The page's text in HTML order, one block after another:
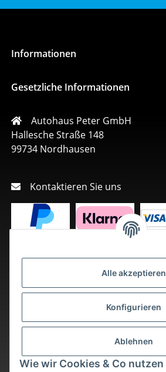
Alle akzeptieren
Konfigurieren
Ablehnen
Wie wir Cookies & Co nutzen
Informationen
Gesetzliche Informationen
Autohaus Peter GmbH
Hallesche Straße 148
99734 Nordhausen
Kontaktieren Sie uns